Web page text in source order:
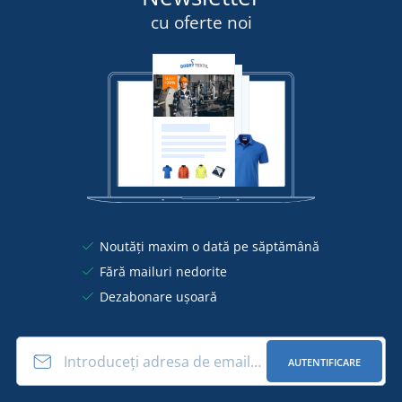
cu oferte noi
Noutăți maxim o dată pe săptămână
Fără mailuri nedorite
Dezabonare ușoară
AUTENTIFICARE